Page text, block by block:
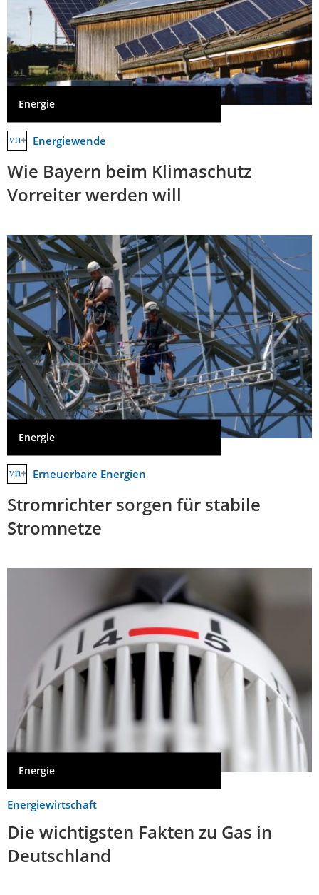
Energie
Energiewende
Wie Bayern beim Klimaschutz
Vorreiter werden will
Energie
Erneuerbare Energien
Stromrichter sorgen für stabile
Stromnetze
Energie
Energiewirtschaft
Die wichtigsten Fakten zu Gas in
Deutschland